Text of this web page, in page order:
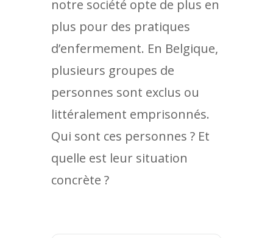
notre société opte de plus en
plus pour des pratiques
d’enfermement. En Belgique,
plusieurs groupes de
personnes sont exclus ou
littéralement emprisonnés.
Qui sont ces personnes ? Et
quelle est leur situation
concrète ?